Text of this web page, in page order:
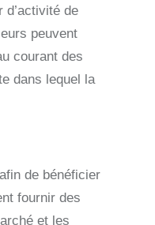
d’activité de
peuvent
courant des
dans lequel la
de bénéficier
fournir des
et les